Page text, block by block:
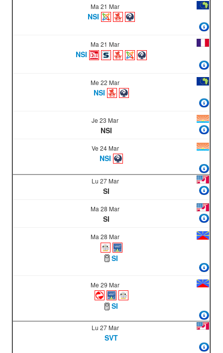
Ma 21 Mar
NSI
Ma 21 Mar
NSI
Me 22 Mar
NSI
Je 23 Mar
NSI
Ve 24 Mar
NSI
Lu 27 Mar
SI
Ma 28 Mar
SI
Ma 28 Mar
SI
Me 29 Mar
SI
Lu 27 Mar
SVT